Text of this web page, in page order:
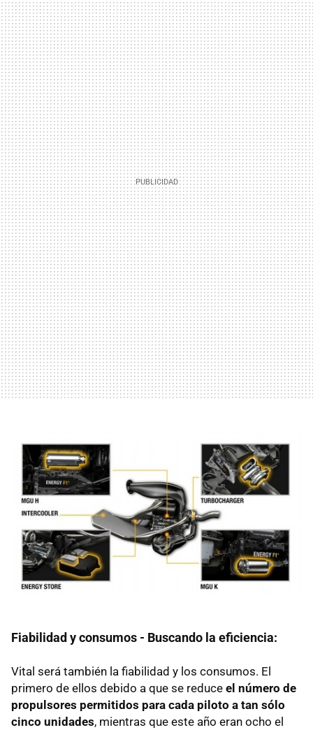
Fiabilidad y consumos - Buscando la eficiencia:
Vital será también la fiabilidad y los consumos. El
primero de ellos debido a que se reduce el número de
propulsores permitidos para cada piloto a tan sólo
cinco unidades, mientras que este año eran ocho el